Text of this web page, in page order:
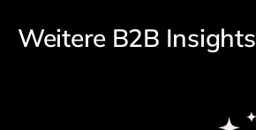
Weitere B2B Insights